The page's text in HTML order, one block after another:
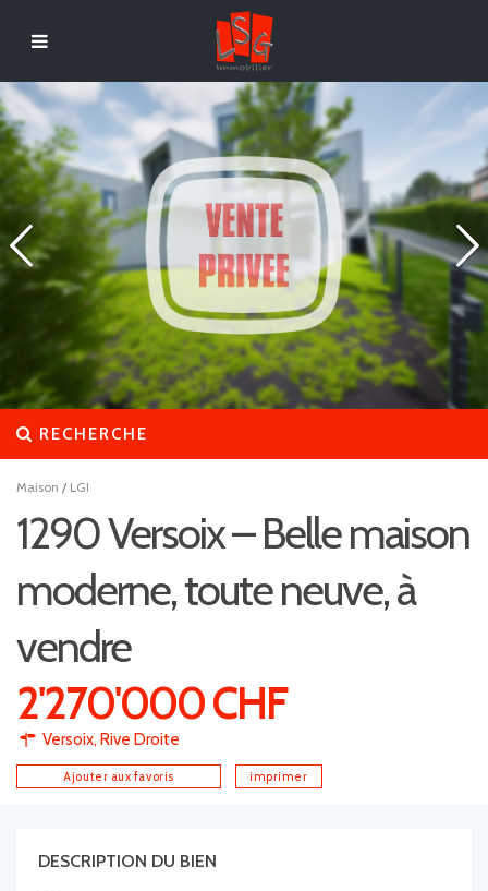
RECHERCHE
Maison / LGI
1290 Versoix – Belle maison
moderne, toute neuve, à
vendre
2'270'000 CHF
Versoix, Rive Droite
Ajouter aux favoris imprimer
DESCRIPTION DU BIEN